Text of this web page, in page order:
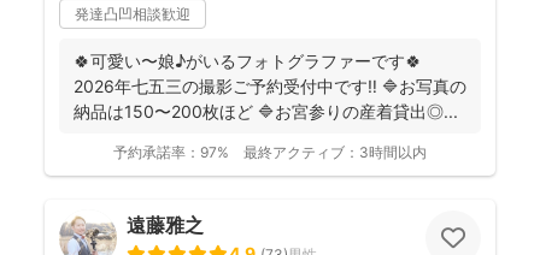
発達凸凹相談歓迎
🍀可愛い〜娘♪がいるフォトグラファーです🍀
2026年七五三の撮影ご予約受付中です‼️ 🔷お写真の
納品は150〜200枚ほど 🔷お宮参りの産着貸出◎...
予約承諾率： 97% 最終アクティブ： 3時間以内
遠藤雅之